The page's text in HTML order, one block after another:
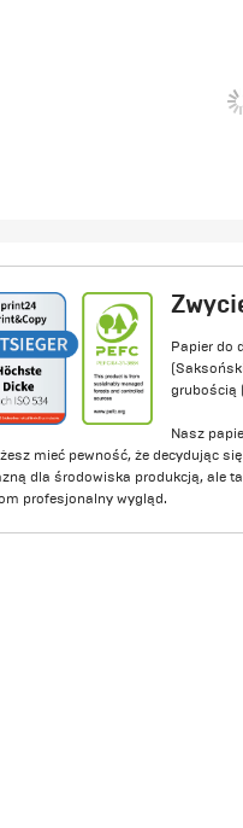
Papier do
grubością
Nasz
mieć pewność, że decydując
dla środowiska produkcją, ale
profesjonalny wygląd.